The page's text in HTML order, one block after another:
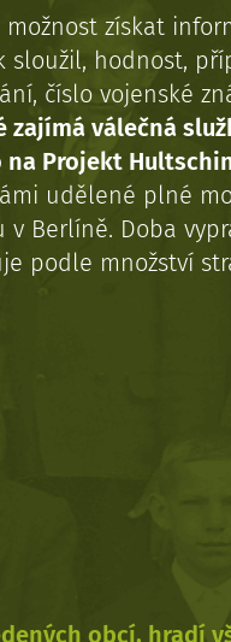
získat
sloužil, hodnost,
číslo vojenské
válečná
Projekt
udělené plné
Berlíně. Doba
podle množství
obcí, hradí